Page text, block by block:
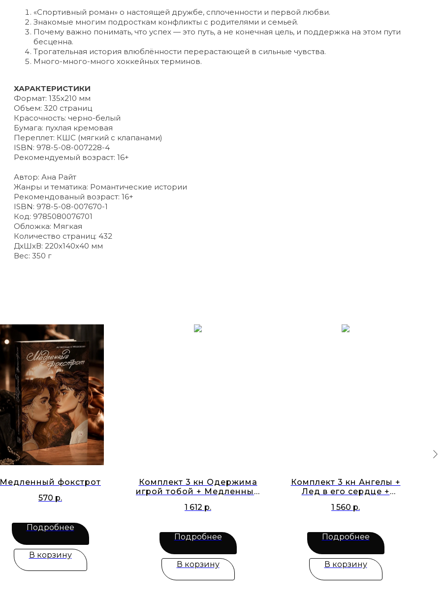
«Спортивный роман» о настоящей дружбе, сплоченности и первой любви.
Знакомые многим подросткам конфликты с родителями и семьей.
Почему важно понимать, что успех — это путь, а не конечная цель, и поддержка на этом пути
бесценна.
Трогательная история влюблённости перерастающей в сильные чувства.
Много-много-много хоккейных терминов.
ХАРАКТЕРИСТИКИ
Формат: 135х210 мм
Объем: 320 страниц
Красочность: черно-белый
Бумага: пухлая кремовая
Переплет: КШС (мягкий с клапанами)
ISBN: 978-5-08-007228-4
Рекомендуемый возраст: 16+
Автор: Ана Райт
Жанры и тематика: Романтические истории
Рекомендованый возраст: 16+
ISBN: 978-5-08-007670-1
Код: 9785080076701
Обложка: Мягкая
Количество страниц: 432
ДxШxВ: 220x140x40 мм
Вес: 350 г
Медленный фокстрот
570 р.
Подробнее
В корзину
Комплект 3 кн Одержима
игрой тобой + Медленный
чувства
1 612 р.
Подробнее
В корзину
Комплект 3 кн Ангелы +
Лед в его сердце +
1 560 р.
Подробнее
В корзину